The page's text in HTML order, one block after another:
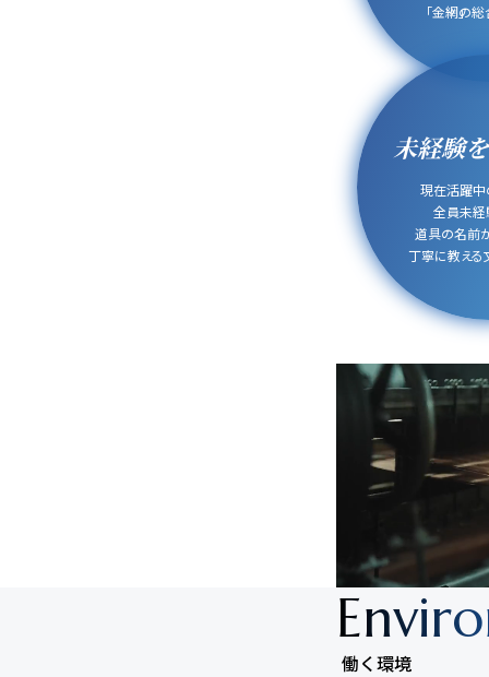
「金網」の
未経験を
現在活躍中
全員未経
道具の名前
丁寧に教える
働く環境